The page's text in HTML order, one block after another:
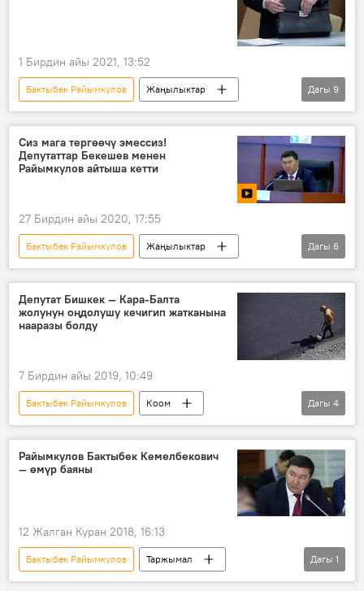
1 Бирдин айы 2021, 13:52
Бактыбек Райымкулов
Жаңылыктар
Кыргызстан
Саясат
Улукбек Марипов
Тилек Токтогазиев
айыл чарба
агенттик
Жаңы өкмөт башчыны дайындоо
Дагы 9
Сиз мага тергөөчү эмессиз!
Депутаттар Бекешев менен
Райымкулов айтыша кетти
27 Бирдин айы 2020, 17:55
Бактыбек Райымкулов
Жаңылыктар
Коом
Кыргызстан
Саясат
Жогорку Кеңеш
бюджет
Дастан Бекешов
Дагы 6
Депутат Бишкек — Кара-Балта
жолунун оңдолушу кечигип жатканына
нааразы болду
7 Бирдин айы 2019, 10:49
Бактыбек Райымкулов
Коом
Кыргызстан
Жаңылыктар
Жогорку Кеңеш
жол курулуш
Дагы 4
Райымкулов Бактыбек Кемелбекович
— өмүр баяны
12 Жалган Куран 2018, 16:13
Бактыбек Райымкулов
Таржымал
биография
Дагы 1